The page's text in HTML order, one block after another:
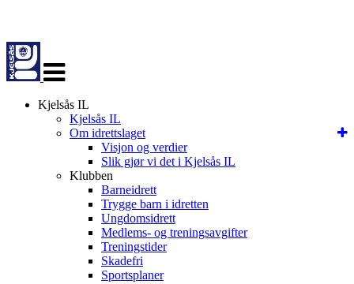
navigasjon
Kjelsås IL
Kjelsås IL
Om idrettslaget
Visjon og verdier
Slik gjør vi det i Kjelsås IL
Klubben
Barneidrett
Trygge barn i idretten
Ungdomsidrett
Medlems- og treningsavgifter
Treningstider
Skadefri
Sportsplaner